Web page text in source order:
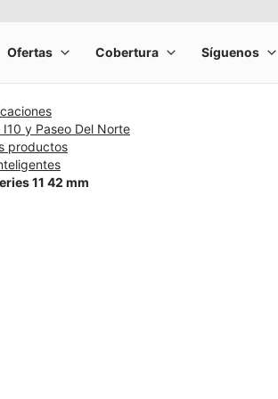
y Paseo Del Norte
productos
11 42 mm
one large product image at a time. Use the